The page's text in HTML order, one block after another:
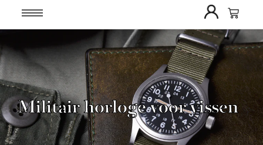
Militair horloge voor vissen